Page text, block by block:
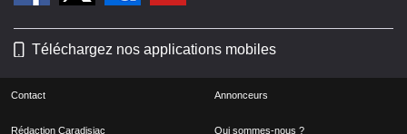
Téléchargez nos applications mobiles
Contact Annonceurs
Rédaction Caradisiac Qui sommes-nous ?